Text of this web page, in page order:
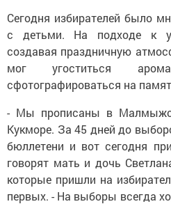
Сегодня избирателей было
с детьми. На подходе к
создавая праздничную
мог угоститься
сфотографироваться на
- Мы прописаны в
Кукморе. За 45 дней до
бюллетени и вот сегодня
говорят мать и дочь
которые пришли на
первых. - На выборы всегда